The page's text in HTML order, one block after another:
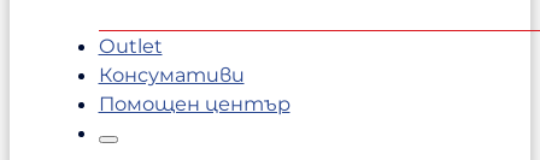
Outlet
Консумативи
Помощен център